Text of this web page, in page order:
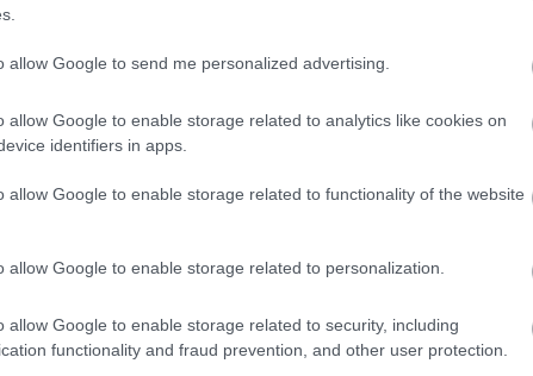
allow Google to send me personalized advertising.
allow Google to enable storage related to analytics like cookies on
identifiers in apps.
allow Google to enable storage related to functionality of the website
allow Google to enable storage related to personalization.
allow Google to enable storage related to security, including
functionality and fraud prevention, and other user protection.
pēdējā
atentātu pret
ražotāju Eiropā
VIDEO. Ciemiņi no
Bēniņos uzstādīta
apakšīrniekus